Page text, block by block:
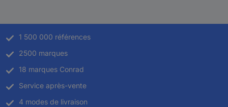
1 500 000 références
2500 marques
18 marques Conrad
Service après-vente
4 modes de livraison